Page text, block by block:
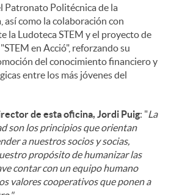
Patronato Politécnica de la
así como la colaboración con
la Ludoteca STEM y el proyecto de
en Acció", reforzando su
del conocimiento financiero y
entre los más jóvenes del
de esta oficina, Jordi Puig: "La
son los principios que orientan
a nuestros socios y socias,
propósito de humanizar las
contar con un equipo humano
valores cooperativos que ponen a